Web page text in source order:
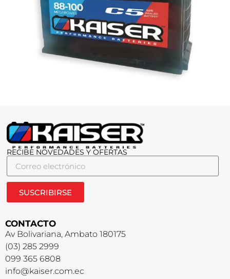
RECIBE NOVEDADES Y OFERTAS
SUSCRIBIRSE
CONTACTO
Av Bolivariana, Ambato 180175
(03) 285 2999
099 365 6808
info@kaiser.com.ec